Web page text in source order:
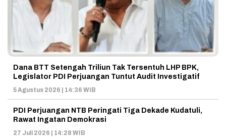
Dana BTT Setengah Triliun Tak Tersentuh LHP BPK,
Legislator PDI Perjuangan Tuntut Audit Investigatif
5 Agustus 2026 | 14:36 WIB
PDI Perjuangan NTB Peringati Tiga Dekade Kudatuli,
Rawat Ingatan Demokrasi
27 Juli 2026 | 14:28 WIB